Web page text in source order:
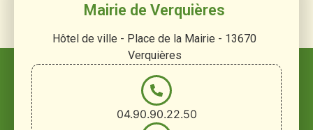
Mairie de Verquières
Hôtel de ville - Place de la Mairie - 13670
Verquières
04.90.90.22.50